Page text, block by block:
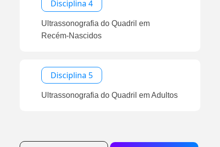
Disciplina 4
Ultrassonografia do Quadril em
Recém-Nascidos
Disciplina 5
Ultrassonografia do Quadril em Adultos